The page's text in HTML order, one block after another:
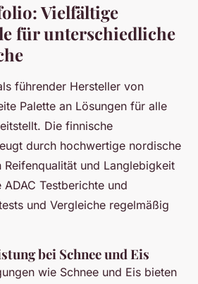
Vielfältige
für unterschiedliche
führender Hersteller von
Palette an Lösungen für alle
Die finnische
durch hochwertige nordische
und Langlebigkeit
Testberichte und
und Vergleiche regelmäßig
bei Schnee und Eis
wie Schnee und Eis bieten